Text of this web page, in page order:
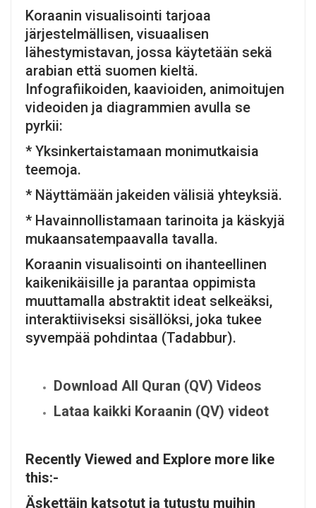
Koraanin visualisointi tarjoaa
järjestelmällisen, visuaalisen
lähestymistavan, jossa käytetään sekä
arabian että suomen kieltä.
Infografiikoiden, kaavioiden, animoitujen
videoiden ja diagrammien avulla se
pyrkii:
* Yksinkertaistamaan monimutkaisia ​​
teemoja.
* Näyttämään jakeiden välisiä yhteyksiä.
* Havainnollistamaan tarinoita ja käskyjä
mukaansatempaavalla tavalla.
Koraanin visualisointi on ihanteellinen
kaikenikäisille ja parantaa oppimista
muuttamalla abstraktit ideat selkeäksi,
interaktiiviseksi sisällöksi, joka tukee
syvempää pohdintaa (Tadabbur).
Download All Quran (QV) Videos
Lataa kaikki Koraanin (QV) videot
Recently Viewed and Explore more like
this:-
Äskettäin katsotut ja tutustu muihin